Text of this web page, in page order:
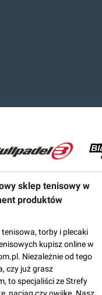
sklep tenisowy w
produktów
torby i plecaki
kupisz online w
Niezależnie od tego
czy już grasz
to specjaliści ze Strefy